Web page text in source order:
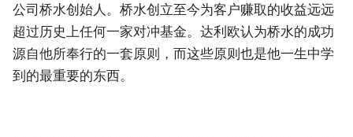
公司桥水创始人。桥水创立至今为客户赚取的收益远远
超过历史上任何一家对冲基金。达利欧认为桥水的成功
源自他所奉行的一套原则，而这些原则也是他一生中学
到的最重要的东西。